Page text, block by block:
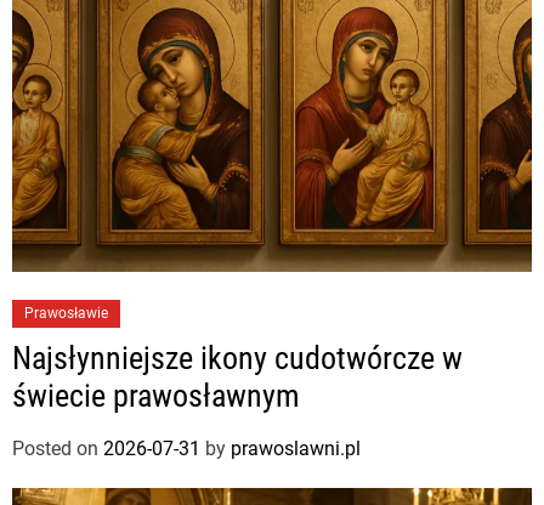
Prawosławie
Najsłynniejsze ikony cudotwórcze w
świecie prawosławnym
Posted on 2026-07-31 by prawoslawni.pl